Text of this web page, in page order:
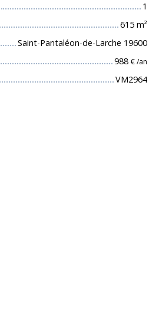
1
615 m²
Saint-Pantaléon-de-Larche 19600
988 € /an
VM2964